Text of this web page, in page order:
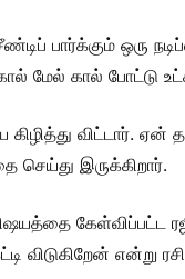
பார்க்கும் ஒரு
மேல் கால் போட்டு
விட்டார்.
செய்து இருக்கிறார்.
என்று